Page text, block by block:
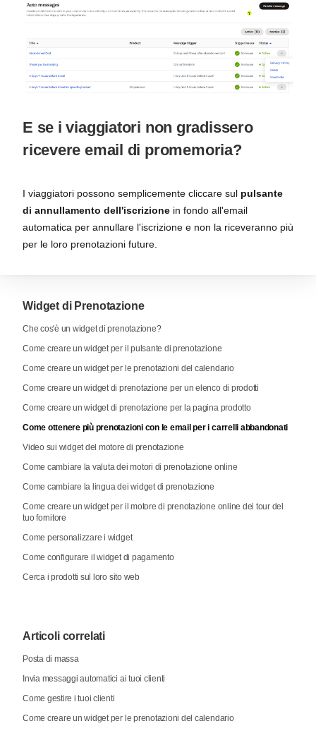
E se i viaggiatori non gradissero
ricevere email di promemoria?
I viaggiatori possono semplicemente cliccare sul pulsante
di annullamento dell'iscrizione in fondo all'email
automatica per annullare l'iscrizione e non la riceveranno più
per le loro prenotazioni future.
Widget di Prenotazione
Che cos'è un widget di prenotazione?
Come creare un widget per il pulsante di prenotazione
Come creare un widget per le prenotazioni del calendario
Come creare un widget di prenotazione per un elenco di prodotti
Come creare un widget di prenotazione per la pagina prodotto
Come ottenere più prenotazioni con le email per i carrelli abbandonati
Video sui widget del motore di prenotazione
Come cambiare la valuta dei motori di prenotazione online
Come cambiare la lingua dei widget di prenotazione
Come creare un widget per il motore di prenotazione online dei tour del
tuo fornitore
Come personalizzare i widget
Come configurare il widget di pagamento
Cerca i prodotti sul loro sito web
Articoli correlati
Posta di massa
Invia messaggi automatici ai tuoi clienti
Come gestire i tuoi clienti
Come creare un widget per le prenotazioni del calendario